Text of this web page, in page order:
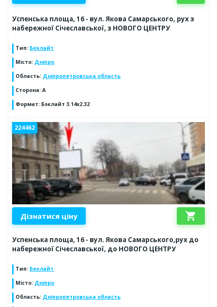
Успенська площа, 16 - вул. Якова Самарського, рух з
набережної Січеславської, з НОВОГО ЦЕНТРУ
Тип: Беклайт
Місто: Дніпро
Область: Дніпропетровська область
Сторона: А
Формат: Бэклайт 3.14х2.32
224462
Дізнатися ціну shopping_cart
Успенська площа, 16 - вул. Якова Самарського,рух до
набережної Січеславської, до НОВОГО ЦЕНТРУ
Тип: Беклайт
Місто: Дніпро
Область: Дніпропетровська область